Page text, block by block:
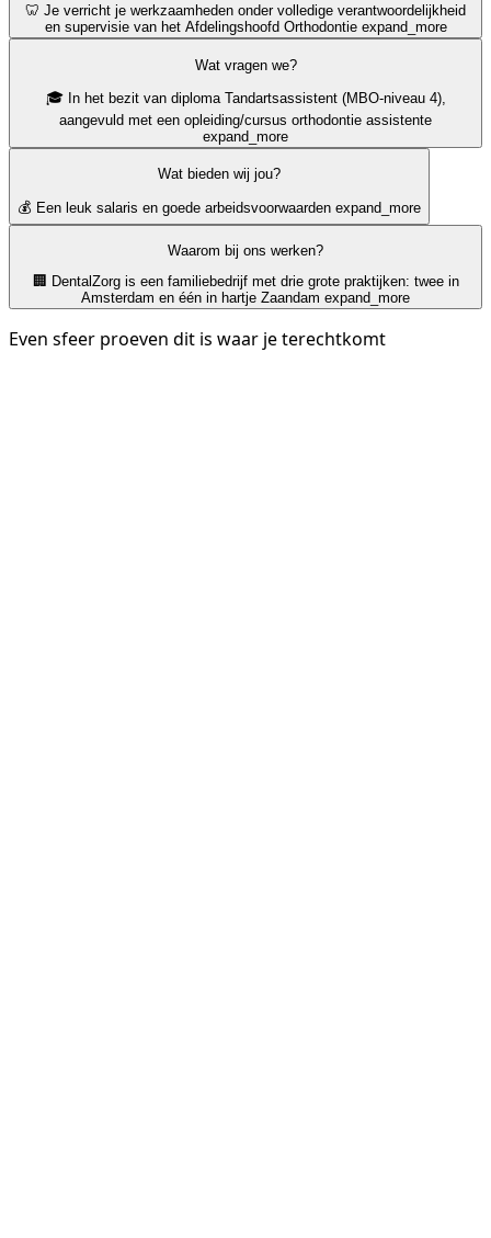
🦷 Je verricht je werkzaamheden onder volledige verantwoordelijkheid
en supervisie van het Afdelingshoofd Orthodontie expand_more
Wat vragen we?
🎓 In het bezit van diploma Tandartsassistent (MBO-niveau 4),
aangevuld met een opleiding/cursus orthodontie assistente
expand_more
Wat bieden wij jou?
💰 Een leuk salaris en goede arbeidsvoorwaarden expand_more
Waarom bij ons werken?
🏢 DentalZorg is een familiebedrijf met drie grote praktijken: twee in
Amsterdam en één in hartje Zaandam expand_more
Even sfeer proeven dit is waar je terechtkomt